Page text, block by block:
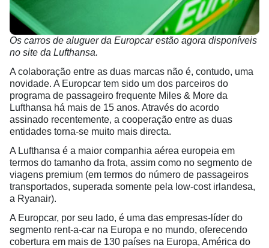
Os carros de aluguer da Europcar estão agora disponíveis
no site da Lufthansa.
A colaboração entre as duas marcas não é, contudo, uma
novidade. A Europcar tem sido um dos parceiros do
programa de passageiro frequente Miles & More da
Lufthansa há mais de 15 anos. Através do acordo
assinado recentemente, a cooperação entre as duas
entidades torna-se muito mais directa.
A Lufthansa é a maior companhia aérea europeia em
termos do tamanho da frota, assim como no segmento de
viagens premium (em termos do número de passageiros
transportados, superada somente pela low-cost irlandesa,
a Ryanair).
A Europcar, por seu lado, é uma das empresas-líder do
segmento rent-a-car na Europa e no mundo, oferecendo
cobertura em mais de 130 países na Europa, América do